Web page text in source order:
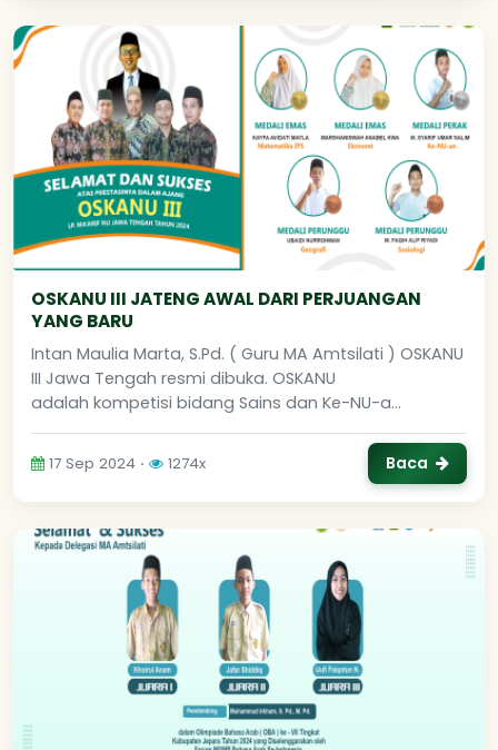
OSKANU III JATENG AWAL DARI PERJUANGAN
YANG BARU
Intan Maulia Marta, S.Pd. ( Guru MA Amtsilati ) OSKANU
III Jawa Tengah resmi dibuka. OSKANU
adalah kompetisi bidang Sains dan Ke-NU-a...
17 Sep 2024 ⋅ 1274x Baca